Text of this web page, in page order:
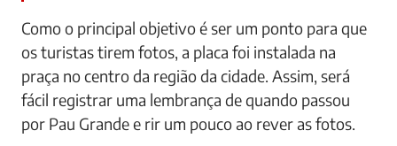
Como o principal objetivo é ser um ponto para que
os turistas tirem fotos, a placa foi instalada na
praça no centro da região da cidade. Assim, será
fácil registrar uma lembrança de quando passou
por Pau Grande e rir um pouco ao rever as fotos.